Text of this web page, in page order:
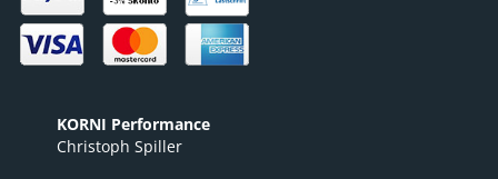
KORNI Performance
Christoph Spiller